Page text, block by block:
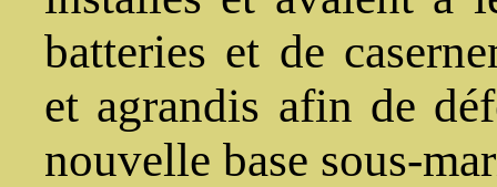
batteries et de
et agrandis afin de
nouvelle base sous-